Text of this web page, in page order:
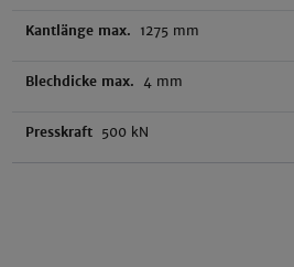
Kantlänge max. 1275 mm
Blechdicke max. 4 mm
Presskraft 500 kN